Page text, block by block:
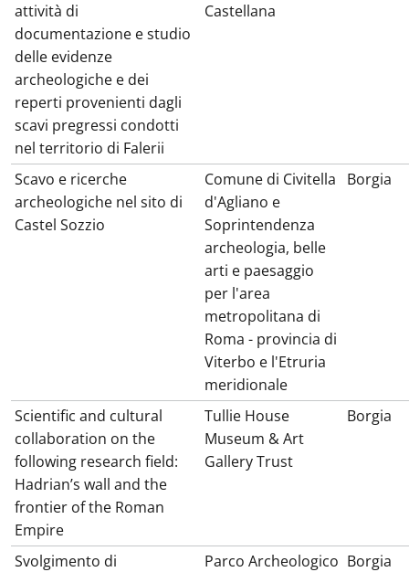
attività di
documentazione e studio
delle evidenze
archeologiche e dei
reperti provenienti dagli
scavi pregressi condotti
nel territorio di Falerii
Castellana
Scavo e ricerche
archeologiche nel sito di
Castel Sozzio
Comune di Civitella
d'Agliano e
Soprintendenza
archeologia, belle
arti e paesaggio
per l'area
metropolitana di
Roma - provincia di
Viterbo e l'Etruria
meridionale
Borgia
Scientific and cultural
collaboration on the
following research field:
Hadrian’s wall and the
frontier of the Roman
Empire
Tullie House
Museum & Art
Gallery Trust
Borgia
Svolgimento di
Parco Archeologico Borgia